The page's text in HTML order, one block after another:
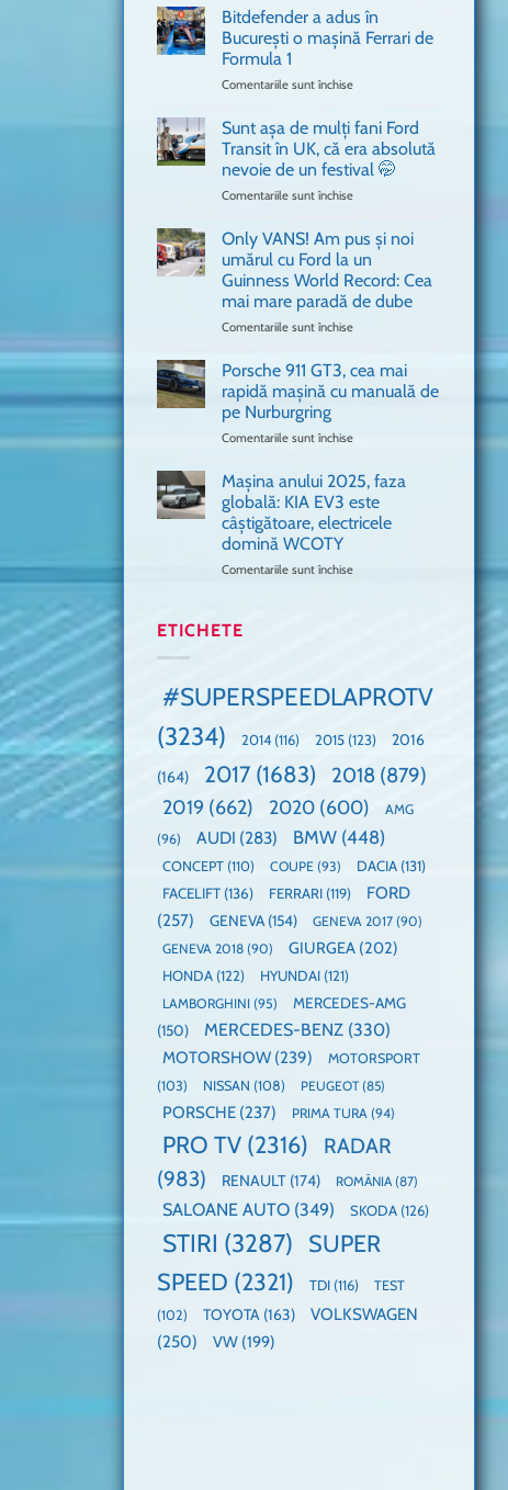
Ferrari
cum
n-
Bitdefender a adus în
București o mașină Ferrari de
Formula 1
Comentariile sunt închise
a
în
București
Ferrari
Formula
1
Sunt așa de mulți fani Ford
Transit în UK, că era absolută
nevoie de un festival 🤭
Comentariile sunt închise
așa
mulți
fani
Ford
că
era
un
festival
🤭
Only VANS! Am pus și noi
umărul cu Ford la un
Guinness World Record: Cea
mai mare paradă de dube
Comentariile sunt închise
VANS!
pus
cu
Ford
la
un
dube
Porsche 911 GT3, cea mai
rapidă mașină cu manuală de
pe Nurburgring
Comentariile sunt închise
911
GT3,
cea
mai
Mașina anului 2025, faza
globală: KIA EV3 este
câștigătoare, electricele
domină WCOTY
Comentariile sunt închise
EV3
câștigătoare,
domină
ETICHETE
#SUPERSPEEDLAPROTV
(3234)
2014 (116) 2015 (123) 2016
(164) 2017 (1683) 2018 (879)
2019 (662) 2020 (600)
AMG
(96)
AUDI (283) BMW (448)
CONCEPT (110) COUPE (93) DACIA (131)
FACELIFT (136) FERRARI (119)
FORD
(257)
GENEVA (154) GENEVA 2017 (90)
GENEVA 2018 (90) GIURGEA (202)
HONDA (122) HYUNDAI (121)
LAMBORGHINI (95)
MERCEDES-AMG
(150)
MERCEDES-BENZ (330)
MOTORSHOW (239)
MOTORSPORT
(103)
NISSAN (108) PEUGEOT(85)
PORSCHE (237) PRIMA TURA (94)
PRO TV (2316)
RADAR
(983)
RENAULT (174) ROMÂNIA(87)
SALOANE AUTO (349) SKODA (126)
STIRI (3287)
SUPER
SPEED (2321) TDI (116)
TEST
(102)
TOYOTA (163)
VOLKSWAGEN
(250)
VW (199)